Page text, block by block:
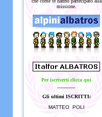
missione.
Per iscriverti clicca qui
Gli ultimi ISCRITTI:
MATTEO POLI